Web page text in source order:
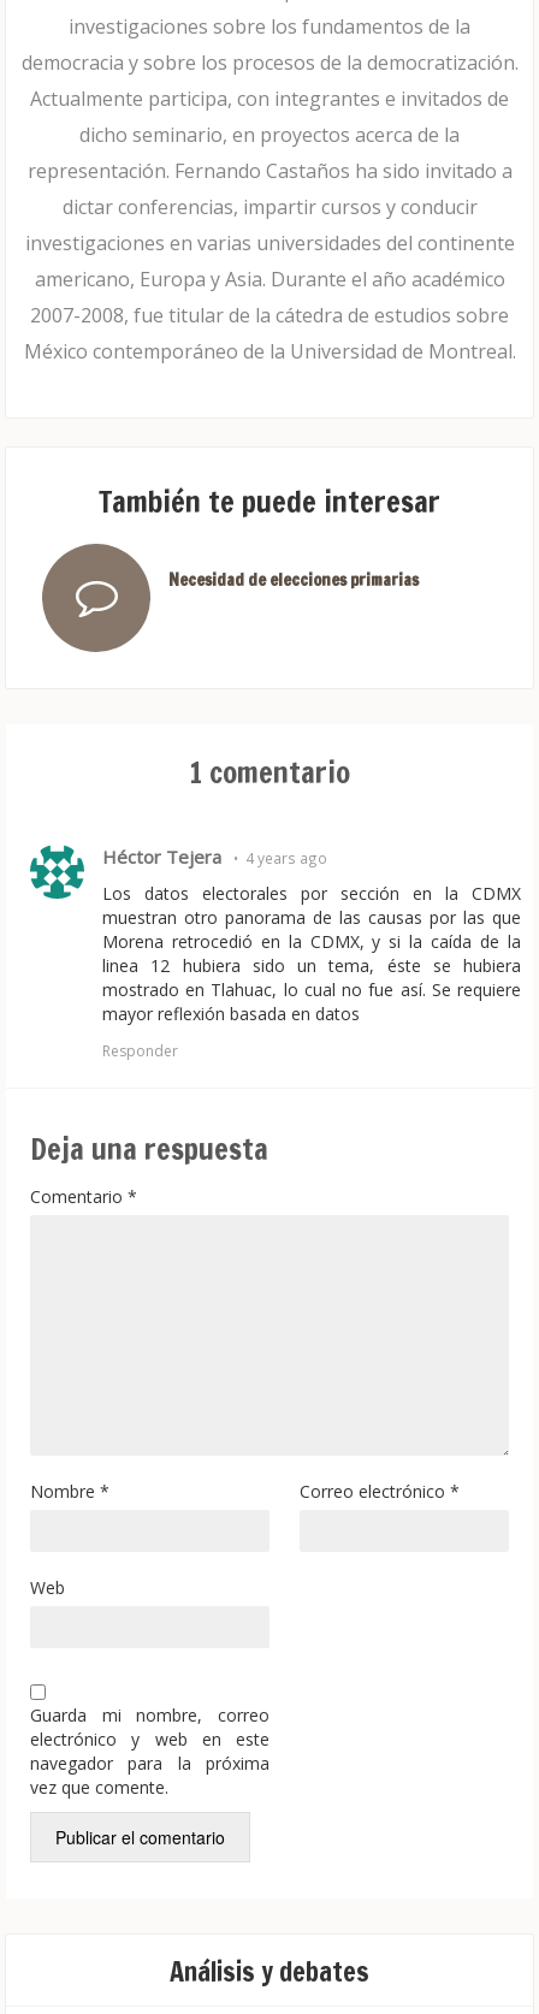
investigaciones sobre los fundamentos de la
democracia y sobre los procesos de la democratización.
Actualmente participa, con integrantes e invitados de
dicho seminario, en proyectos acerca de la
representación. Fernando Castaños ha sido invitado a
dictar conferencias, impartir cursos y conducir
investigaciones en varias universidades del continente
americano, Europa y Asia. Durante el año académico
2007-2008, fue titular de la cátedra de estudios sobre
México contemporáneo de la Universidad de Montreal.
También te puede interesar
Necesidad de elecciones primarias
1 comentario
Héctor Tejera • 4 years ago
Los datos electorales por sección en la CDMX
muestran otro panorama de las causas por las que
Morena retrocedió en la CDMX, y si la caída de la
linea 12 hubiera sido un tema, éste se hubiera
mostrado en Tlahuac, lo cual no fue así. Se requiere
mayor reflexión basada en datos
Responder
Deja una respuesta
Comentario *
Nombre * Correo electrónico *
Web
Guarda mi nombre, correo
electrónico y web en este
navegador para la próxima
vez que comente.
Análisis y debates